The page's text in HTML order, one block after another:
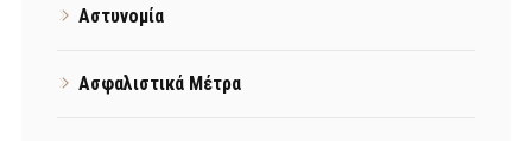
Αστυνομία
Ασφαλιστικά Μέτρα